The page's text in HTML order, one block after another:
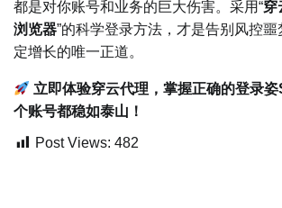
都是对你账号和业务的巨大伤害。采用“穿
浏览器”的科学登录方法，才是告别风控
定增长的唯一正道。
立即体验穿云代理，掌握正确的登录
个账号都稳如泰山！
Post Views: 482